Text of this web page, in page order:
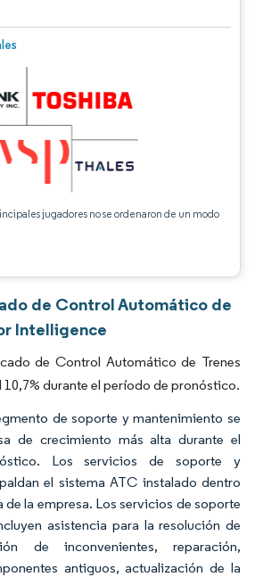
jugadores no se ordenaron de un modo
de Control Automático de
Intelligence
de Control Automático de Trenes
durante el período de pronóstico.
de soporte y mantenimiento se
de crecimiento más alta durante el
Los servicios de soporte y
el sistema ATC instalado dentro
de la empresa. Los servicios de soporte
asistencia para la resolución de
de inconvenientes, reparación,
antiguos, actualización de la